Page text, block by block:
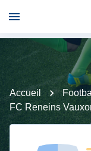
Accueil
FC Reneins